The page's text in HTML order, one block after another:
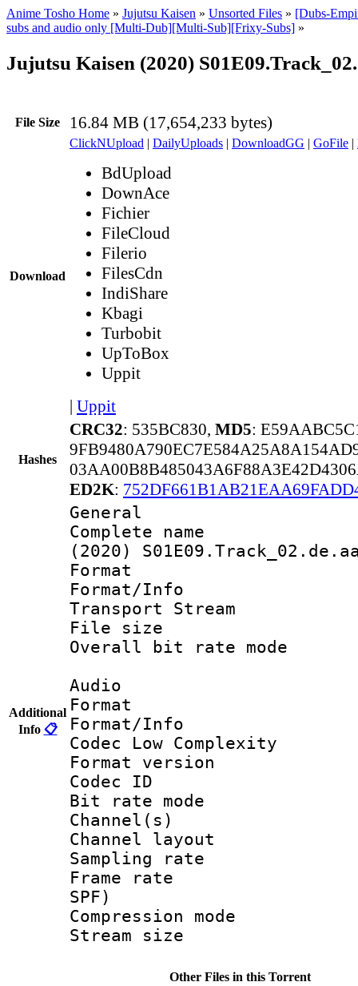
Anime Tosho Home » Jujutsu Kaisen » Unsorted Files » [Dubs-
subs and audio only [Multi-Dub][Multi-Sub][Frixy-Subs] »
Jujutsu Kaisen (2020)
File Size 16.84 MB (17,654,233 bytes)
Download
ClickNUpload | DailyUploads | DownloadGG | GoFile |
BdUpload
DownAce
Fichier
FileCloud
Filerio
FilesCdn
IndiShare
Kbagi
Turbobit
UpToBox
Uppit
| Uppit
Hashes
CRC32: 535BC830, MD5:
ED2K:
Additional
Info 📋
General
Complete
(2020)
Format :
Format/Info
Transport Stream
File size :
Overall bit rate
Audio
Format :
Format/Info :
Codec Low Complexity
Format
Codec
Bit rate
Channel(s)
Channel
Sampling
Frame rate :
SPF)
Compression
Stream size :
Other Files in this Torrent